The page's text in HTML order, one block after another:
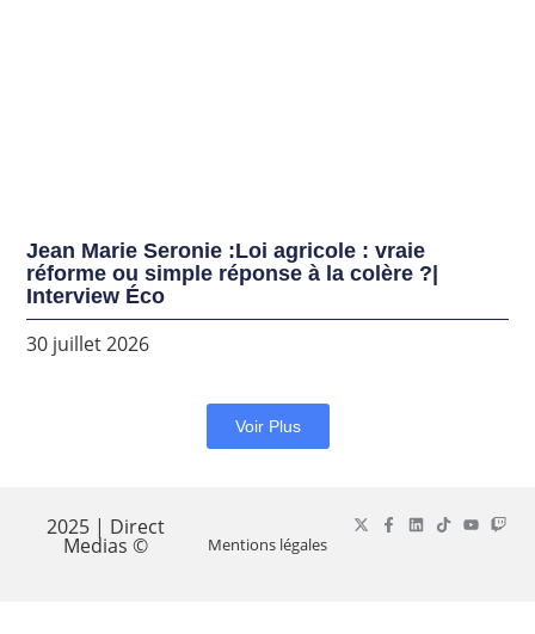
Jean Marie Seronie :Loi agricole : vraie
réforme ou simple réponse à la colère ?|
Interview Éco
30 juillet 2026
Voir Plus
2025 | Direct
Medias © Mentions légales